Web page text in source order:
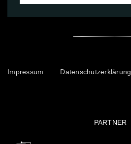
Impressum Datenschutzerklärung
PARTNER